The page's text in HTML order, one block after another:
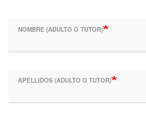
NOMBRE (ADULTO O TUTOR)
APELLIDOS (ADULTO O TUTOR)